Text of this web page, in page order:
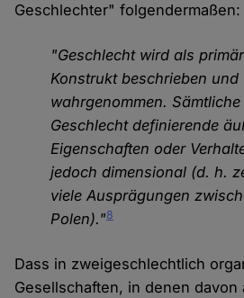
Geschlechter" folgendermaßen:
"Geschlecht wird als
Konstrukt beschrieben
wahrgenommen.
Geschlecht definierende
Eigenschaften oder
jedoch dimensional (d. h.
viele Ausprägungen
Polen)."8
Dass in zweigeschlechtlich
Gesellschaften, in denen davon